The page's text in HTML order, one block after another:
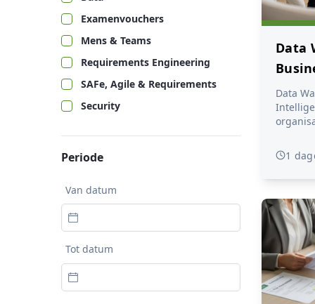
Examenvouchers
Mens & Teams
Requirements Engineering
SAFe, Agile & Requirements
Security
Periode
Van datum
Tot datum
Data
Data
sturing.
maakt het mogelijk om
zetten in betrouwbare
voor
In
1